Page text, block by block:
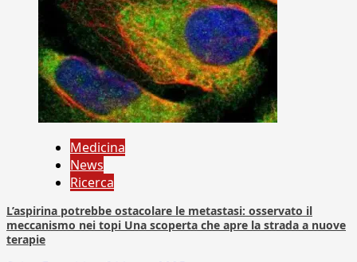
Medicina
News
Ricerca
L’aspirina potrebbe ostacolare le metastasi: osservato il
meccanismo nei topi Una scoperta che apre la strada a nuove
terapie